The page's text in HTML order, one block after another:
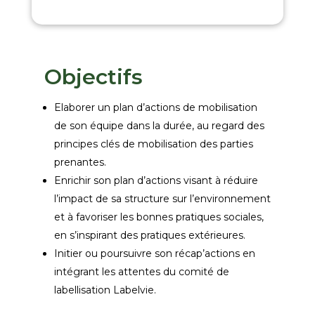
Objectifs
Elaborer un plan d’actions de mobilisation
de son équipe dans la durée, au regard des
principes clés de mobilisation des parties
prenantes.
Enrichir son plan d’actions visant à réduire
l’impact de sa structure sur l’environnement
et à favoriser les bonnes pratiques sociales,
en s’inspirant des pratiques extérieures.
Initier ou poursuivre son récap’actions en
intégrant les attentes du comité de
labellisation Labelvie.